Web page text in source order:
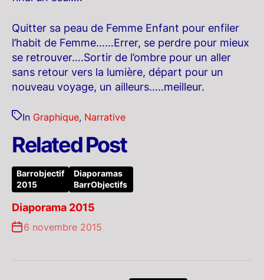
Quitter sa peau de Femme Enfant pour enfiler
l’habit de Femme……Errer, se perdre pour mieux
se retrouver….Sortir de l’ombre pour un aller
sans retour vers la lumière, départ pour un
nouveau voyage, un ailleurs…..meilleur.
In Graphique, Narrative
Related Post
Barrobjectif
2015
Diaporamas
BarrObjectifs
Diaporama 2015
6 novembre 2015